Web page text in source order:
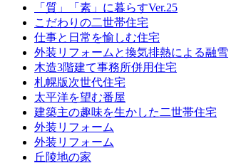
「質」「素」に暮らすVer.25
こだわりの二世帯住宅
仕事と日常を愉しむ住宅
外装リフォームと換気排熱による融雪
木造3階建て事務所併用住宅
札幌版次世代住宅
太平洋を望む番屋
建築主の趣味を生かした二世帯住宅
外装リフォーム
外装リフォーム
丘陵地の家